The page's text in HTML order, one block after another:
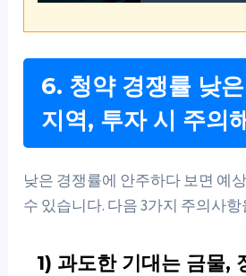
6. 청약 경쟁률 낮
지역, 투자 시 주의
낮은 경쟁률에 안주하다 보면 예
수 있습니다. 다음 3가지 주의사
1) 과도한 기대는 금물,